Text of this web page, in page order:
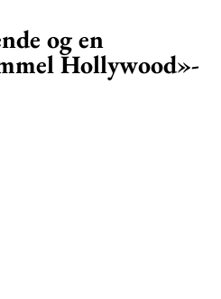
og en
Hollywood»-